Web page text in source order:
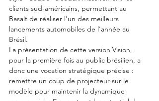
clients sud-américains, permettant au
Basalt de réaliser l'un des meilleurs
lancements automobiles de l'année au
Brésil.
La présentation de cette version Vision,
pour la première fois au public brésilien, a
donc une vocation stratégique précise :
remettre un coup de projecteur sur le
modèle pour maintenir la dynamique